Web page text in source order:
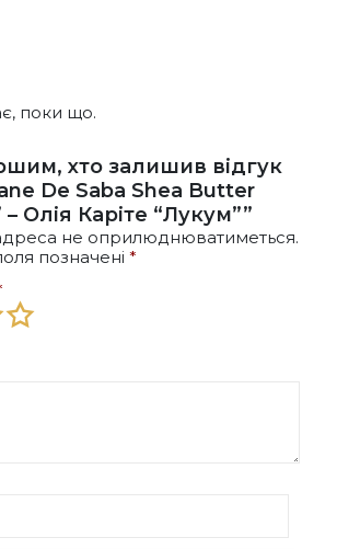
поки що.
хто залишив відгук
De Saba Shea Butter
Олія Каріте “Лукум””
не оприлюднюватиметься.
позначені *